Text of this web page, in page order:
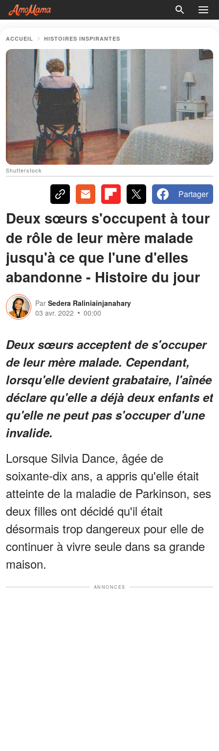
ACCUEIL HISTOIRES INSPIRANTES
Shutterstock
Partager
Deux sœurs s'occupent à tour
de rôle de leur mère malade
jusqu'à ce que l'une d'elles
abandonne - Histoire du jour
Par Sedera Raliniainjanahary
03 avr. 2022
00:00
Deux sœursacceptent de s'occuper
de leur mère malade. Cependant,
lorsqu'elle devient grabataire, l'aînée
déclare qu'elle a déjà deux enfants et
qu'elle ne peut pas s'occuper d'une
invalide.
Lorsque Silvia Dance, âgée de
soixante-dix ans, a appris qu'elle était
atteinte de la maladie de Parkinson, ses
deux filles ont décidé qu'il était
désormais trop dangereux pour elle de
continuer à vivre seule dans sa grande
maison.
ANNONCES